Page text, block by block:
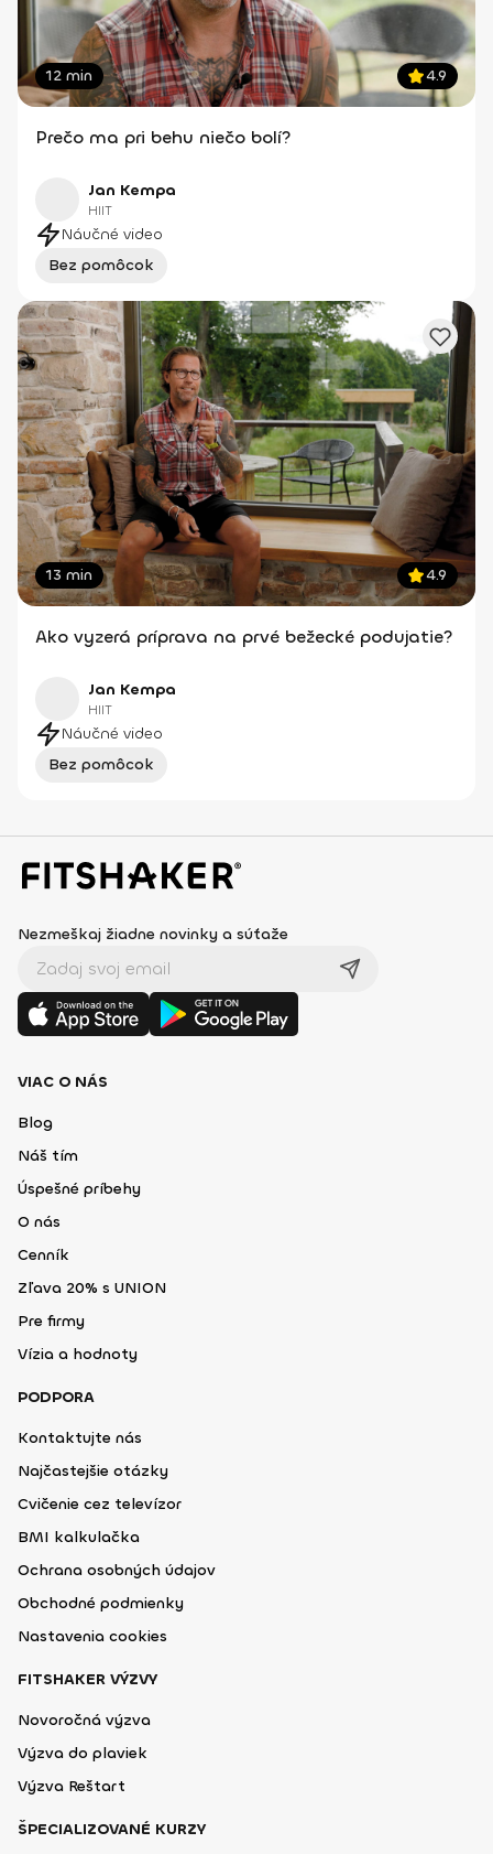
12 min 4.9
Prečo ma pri behu niečo bolí?
Jan Kempa
HIIT
Náučné video
Bez pomôcok
13 min 4.9
Ako vyzerá príprava na prvé bežecké podujatie?
Jan Kempa
HIIT
Náučné video
Bez pomôcok
Nezmeškaj žiadne novinky a súťaže
VIAC O NÁS
Blog
Náš tím
Úspešné príbehy
O nás
Cenník
Zľava 20% s UNION
Pre firmy
Vízia a hodnoty
PODPORA
Kontaktujte nás
Najčastejšie otázky
Cvičenie cez televízor
BMI kalkulačka
Ochrana osobných údajov
Obchodné podmienky
Nastavenia cookies
FITSHAKER VÝZVY
Novoročná výzva
Výzva do plaviek
Výzva Reštart
ŠPECIALIZOVANÉ KURZY